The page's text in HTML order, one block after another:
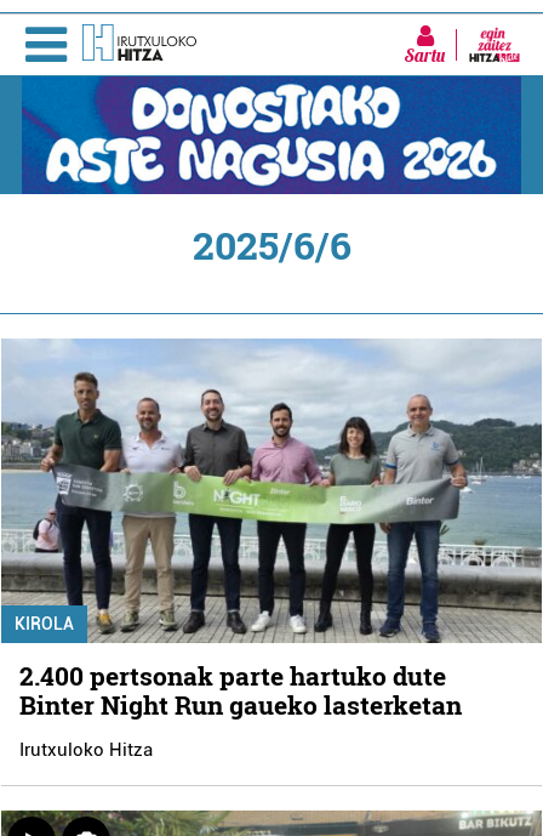
Sartu
2025/6/6
KIROLA
2.400 pertsonak parte hartuko dute
Binter Night Run gaueko lasterketan
Irutxuloko Hitza